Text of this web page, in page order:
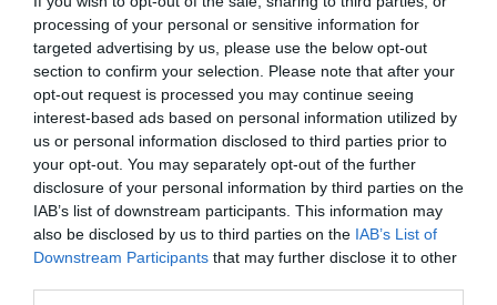
processing of your personal or sensitive information for
targeted advertising by us, please use the below opt-out
section to confirm your selection. Please note that after your
opt-out request is processed you may continue seeing
interest-based ads based on personal information utilized by
us or personal information disclosed to third parties prior to
your opt-out. You may separately opt-out of the further
disclosure of your personal information by third parties on the
IAB’s list of downstream participants. This information may
also be disclosed by us to third parties on the IAB’s List of
Downstream Participants that may further disclose it to other
Egy sérültje van a
Csíkszentkirálynál történt
balesetnek
CSÍKSZÉK
Eltávolították az egyik
csíkszeredai kazánház két